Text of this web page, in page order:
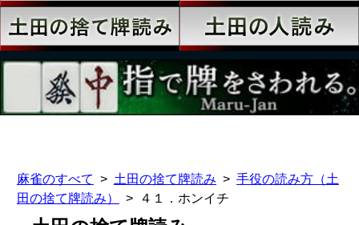
麻雀のすべて 土田の捨て牌読み
手役の読み方（土
田の捨て牌読み）
４１．ホンイチ